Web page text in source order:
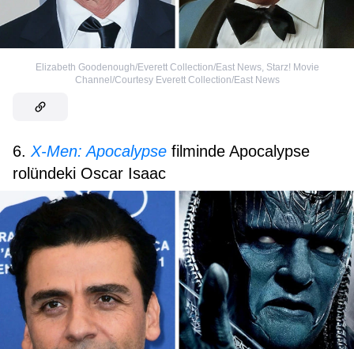
Elizabeth Goodenough/Everett Collection/East News, Starz! Movie
Channel/Courtesy Everett Collection/East News
6. X-Men: Apocalypse filminde Apocalypse
rolündeki Oscar Isaac